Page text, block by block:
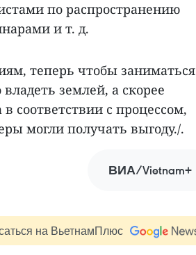
по распространению
и т. д.
теперь чтобы заниматься
землей, а скорее
соответствии с процессом,
могли получать выгоду./.
ВИА/Vietnam+
на ВьетнамПлюс